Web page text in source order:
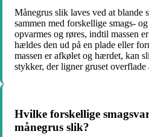
Månegrus slik laves ved at blande
sammen med forskellige smags-
opvarmes og røres, indtil massen
hældes den ud på en plade eller
massen er afkølet og hærdet, kan
stykker, der ligner gruset overflade
Hvilke forskellige
månegrus slik?